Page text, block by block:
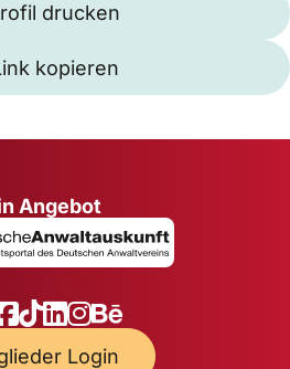
drucken
kopieren
Angebot
Login